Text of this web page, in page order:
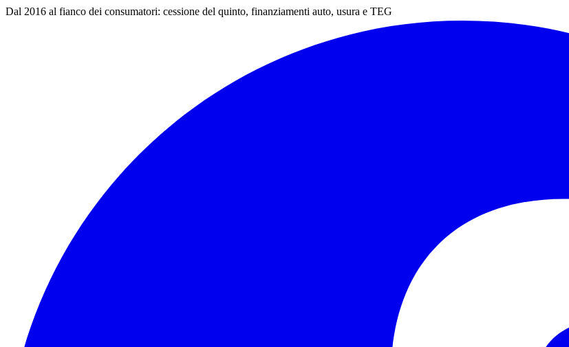
Vai al contenuto principale
Dal 2016 al fianco dei consumatori: cessione del quinto, finanziamenti auto, usura e TEG